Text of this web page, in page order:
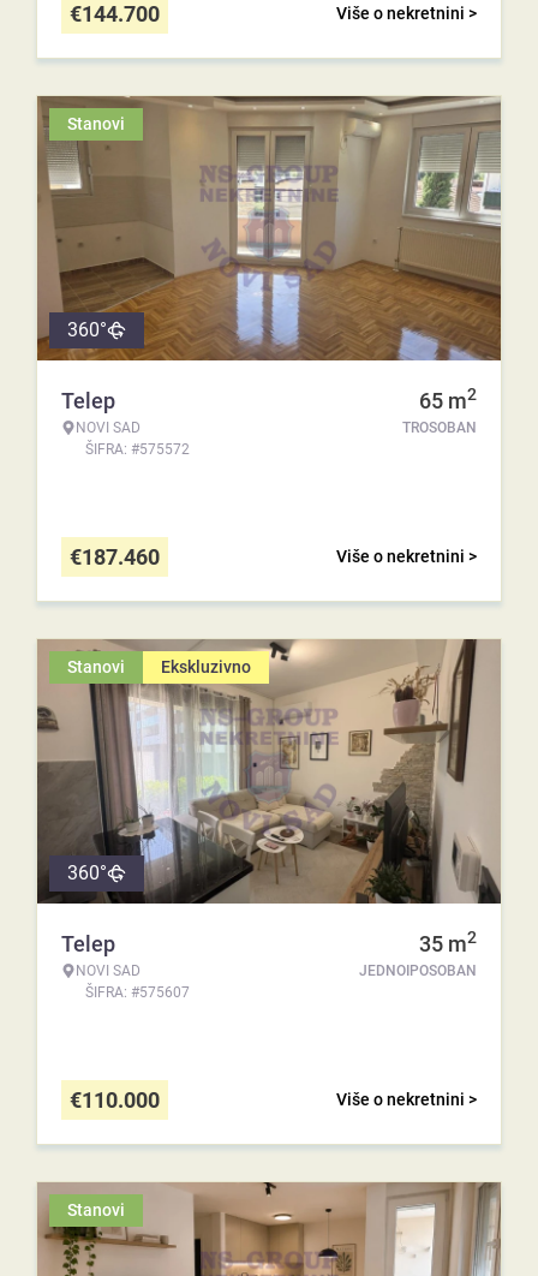
Više o nekretnini >
€144.700
Stanovi
360°
Telep
NOVI SAD
ŠIFRA: #575572
65 m2
TROSOBAN
Više o nekretnini >
€187.460
Stanovi Ekskluzivno
360°
Telep
NOVI SAD
ŠIFRA: #575607
35 m2
JEDNOIPOSOBAN
Više o nekretnini >
€110.000
Stanovi